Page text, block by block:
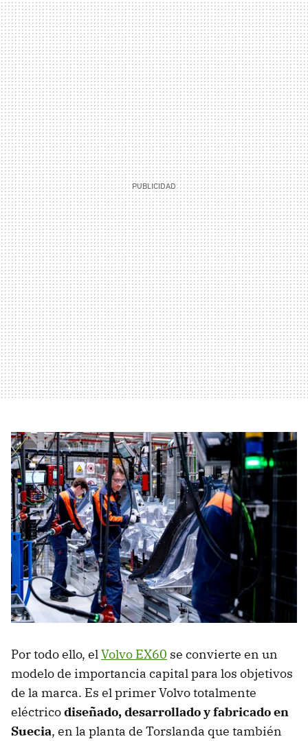
Por todo ello, elVolvo EX60 se convierte en un
modelo de importancia capital para los objetivos
de la marca. Es el primer Volvo totalmente
eléctricodiseñado, desarrollado y fabricado en
Suecia, en la planta de Torslanda que también